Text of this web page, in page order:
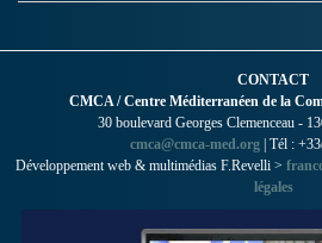
CONTACT
CMCA / Centre Méditerranéen de la
30 boulevard Georges Clemenceau -
cmca@cmca-med.org | Tél :
Développement web & multimédias F.Revelli >
légales